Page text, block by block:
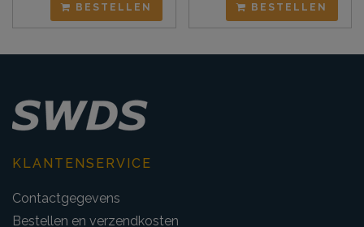
BESTELLEN BESTELLEN
KLANTENSERVICE
Contactgegevens
Bestellen en verzendkosten